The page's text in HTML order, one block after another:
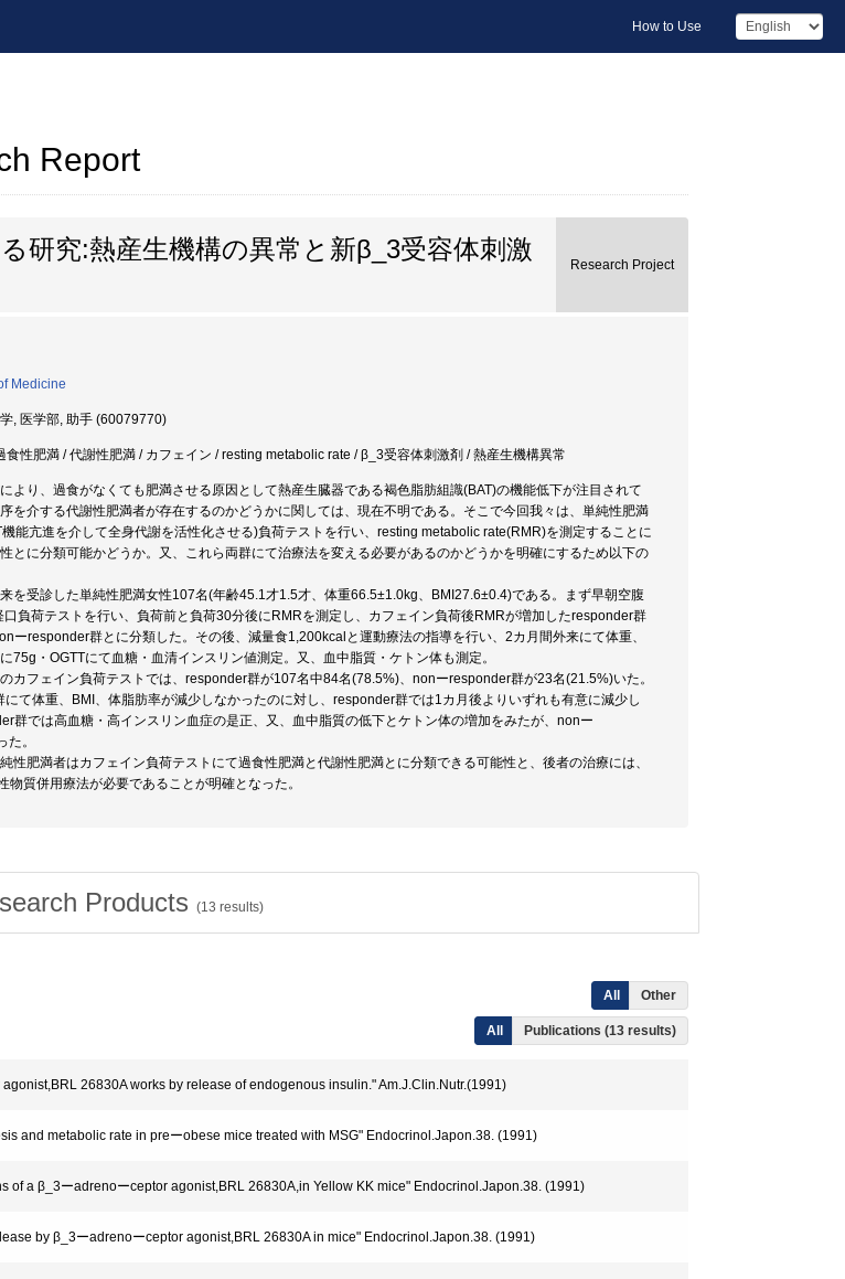
How to Use
Report
研究:熱産生機構の異常と新β_3受容体刺激
Research Project
Medicine
, 医学部, 助手 (60079770)
食性肥満 / 代謝性肥満 / カフェイン / resting metabolic rate / β_3受容体刺激剤 / 熱産生機構異常
より、過食がなくても肥満させる原因として熱産生臓器である褐色脂肪組識(BAT)の機能低下が注目されて
を介する代謝性肥満者が存在するのかどうかに関しては、現在不明である。そこで今回我々は、単純性肥満
能亢進を介して全身代謝を活性化させる)負荷テストを行い、resting metabolic rate(RMR)を測定することに
とに分類可能かどうか。又、これら両群にて治療法を変える必要があるのかどうかを明確にするため以下の
来を受診した単純性肥満女性107名(年齢45.1才1.5才、体重66.5±1.0kg、BMI27.6±0.4)である。まず早朝空腹
負荷テストを行い、負荷前と負荷30分後にRMRを測定し、カフェイン負荷後RMRが増加したresponder群
ーresponder群とに分類した。その後、減量食1,200kcalと運動療法の指導を行い、2カ月間外来にて体重、
75g・OGTTにて血糖・血清インスリン値測定。又、血中脂質・ケトン体も測定。
のカフェイン負荷テストでは、responder群が107名中84名(78.5%)、nonーresponder群が23名(21.5%)いた。
て体重、BMI、体脂肪率が減少しなかったのに対し、responder群では1カ月後よりいずれも有意に減少し
群では高血糖・高インスリン血症の是正、又、血中脂質の低下とケトン体の増加をみたが、nonー
。
性肥満者はカフェイン負荷テストにて過食性肥満と代謝性肥満とに分類できる可能性と、後者の治療には、
質併用療法が必要であることが明確となった。
Products (13 results)
All Other
All Publications (13 results)
26830A works by release of endogenous insulin." Am.J.Clin.Nutr.(1991)
and metabolic rate in preーobese mice treated with MSG" Endocrinol.Japon.38. (1991)
of a β_3ーadrenoーceptor agonist,BRL 26830A,in Yellow KK mice" Endocrinol.Japon.38. (1991)
by β_3ーadrenoーceptor agonist,BRL 26830A in mice" Endocrinol.Japon.38. (1991)